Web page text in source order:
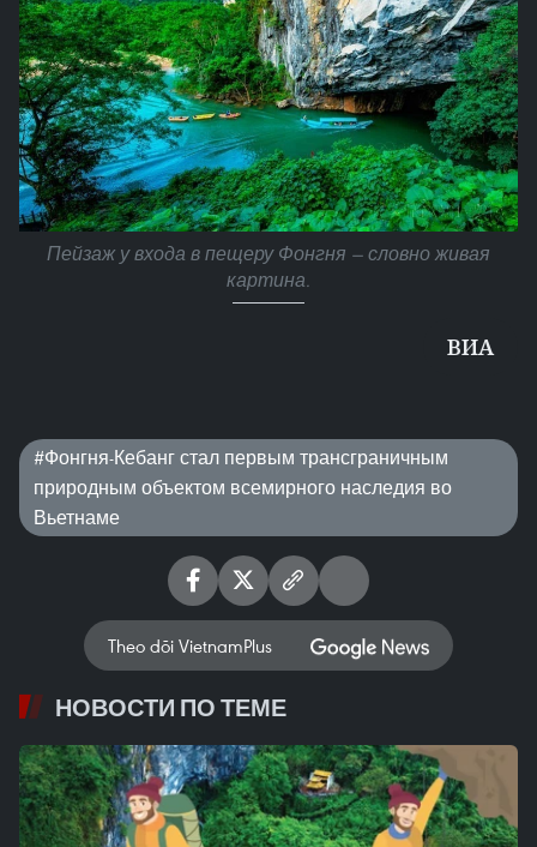
Пейзаж у входа в пещеру Фонгня — словно живая
картина.
ВИA
#Фонгня-Кебанг стал первым трансграничным
природным объектом всемирного наследия во
Вьетнаме
Theo dõi VietnamPlus
НОВОСТИ ПО ТЕМЕ